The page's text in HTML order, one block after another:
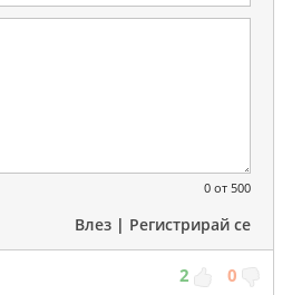
0 от 500
Влез | Регистрирай се
2 0